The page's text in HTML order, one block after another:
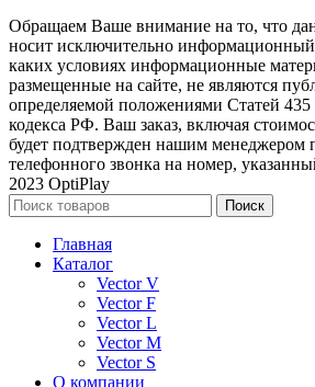
Обращаем Ваше внимание на то, что
носит исключительно
каких условиях информационные
размещенные на сайте, не являются
определяемой положениями Статей 435
кодекса РФ. Ваш заказ, включая
будет подтвержден нашим менеджером
телефонного звонка на номер,
2023 OptiPlay
Поиск
Главная
Каталог
Vector V
Vector F
Vector L
Vector M
Vector S
О компании